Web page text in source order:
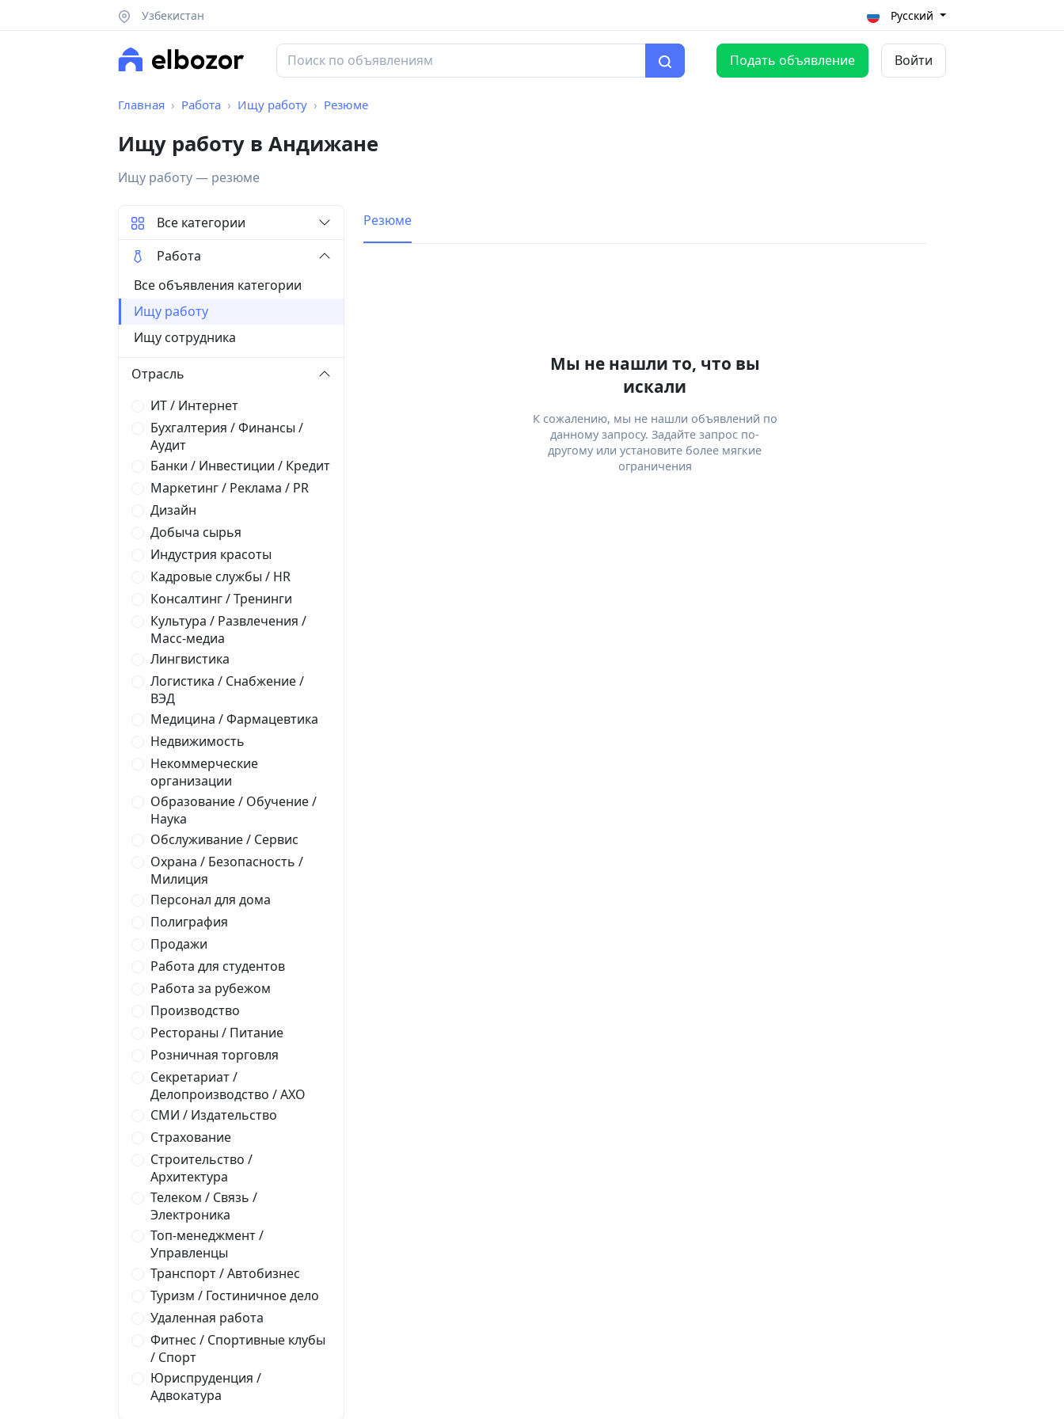
Узбекистан Русский
Подать объявление Войти
Главная Работа Ищу работу Резюме
Ищу работу в Андижане
Ищу работу — резюме
Резюме
Мы не нашли то, что вы
искали
К сожалению, мы не нашли объявлений по
данному запросу. Задайте запрос по-
другому или установите более мягкие
ограничения
Все категории
Работа
Все объявления категории
Ищу работу
Ищу сотрудника
Отрасль
ИТ / Интернет
Бухгалтерия / Финансы /
Аудит
Банки / Инвестиции / Кредит
Маркетинг / Реклама / PR
Дизайн
Добыча сырья
Индустрия красоты
Кадровые службы / HR
Консалтинг / Тренинги
Культура / Развлечения /
Масс-медиа
Лингвистика
Логистика / Снабжение /
ВЭД
Медицина / Фармацевтика
Недвижимость
Некоммерческие
организации
Образование / Обучение /
Наука
Обслуживание / Сервис
Охрана / Безопасность /
Милиция
Персонал для дома
Полиграфия
Продажи
Работа для студентов
Работа за рубежом
Производство
Рестораны / Питание
Розничная торговля
Секретариат /
Делопроизводство / AXO
СМИ / Издательство
Страхование
Строительство /
Архитектура
Телеком / Связь /
Электроника
Топ-менеджмент /
Управленцы
Транспорт / Автобизнес
Туризм / Гостиничное дело
Удаленная работа
Фитнес / Спортивные клубы
/ Спорт
Юриспруденция /
Адвокатура